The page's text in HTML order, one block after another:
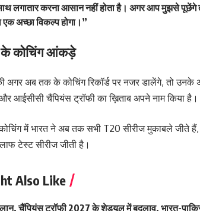
लगातार करना आसान नहीं होता है। अगर आप मुझसे
अच्छा विकल्प होगा।”
के कोचिंग आंकड़े
अगर अब तक के कोचिंग रिकॉर्ड पर नजर डालेंगे, तो उनके
आईसीसी चैंपियंस ट्रॉफी का ख़िताब अपने नाम किया है।
में भारत ने अब तक सभी T20 सीरीज मुकाबले जीते
टेस्ट सीरीज जीती है।
Also Like
चैंपियंस ट्रॉफी 2027 के शेड्यूल में बदलाव, भारत-